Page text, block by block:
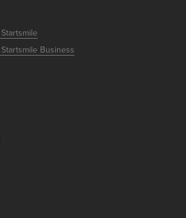
клинике на портале Startsmile
Business